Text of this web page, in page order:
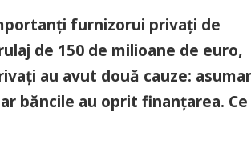
furnizorui privaţi de
de 150 de milioane de euro,
au avut două cauze:
băncile au oprit finanţarea. Ce